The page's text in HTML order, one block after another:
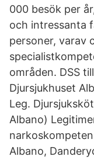
000 besök per
och intressanta
personer, varav
områden. DSS
Djursjukhuset
Leg.
Albano)
Albano,